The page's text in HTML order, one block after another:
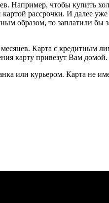
Например, чтобы купить
рассрочки. И далее уже
образом, то заплатили бы
месяцев. Карта с кредитным
карту привезут Вам домой.
или курьером. Карта не